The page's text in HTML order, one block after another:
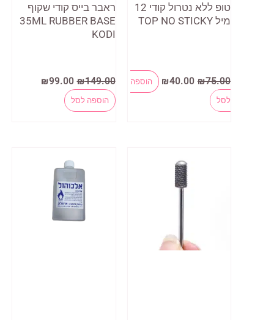
טופ ללא נטרול קודי 12
מיל TOP NO STICKY
₪75.00
המחיר
המקורי
₪40.00
המחיר
הנוכחי
הוספה
לסל
ראבר בייס קודי שקוף
35ML RUBBER BASE
KODI
₪149.00
המחיר
המקורי
היה:
₪149.00.
₪99.00
הוספה לסל